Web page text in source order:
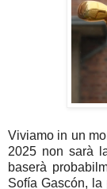
Viviamo in un
2025 non sarà
baserà
Sofía Gascón,